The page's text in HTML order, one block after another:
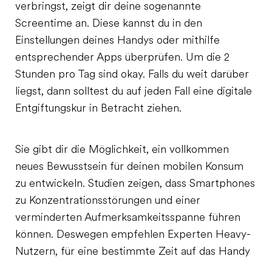
verbringst, zeigt dir deine sogenannte
Screentime an. Diese kannst du in den
Einstellungen deines Handys oder mithilfe
entsprechender Apps überprüfen. Um die 2
Stunden pro Tag sind okay. Falls du weit darüber
liegst, dann solltest du auf jeden Fall eine digitale
Entgiftungskur in Betracht ziehen.
Sie gibt dir die Möglichkeit, ein vollkommen
neues Bewusstsein für deinen mobilen Konsum
zu entwickeln. Studien zeigen, dass Smartphones
zu Konzentrationsstörungen und einer
verminderten Aufmerksamkeitsspanne führen
können. Deswegen empfehlen Experten Heavy-
Nutzern, für eine bestimmte Zeit auf das Handy